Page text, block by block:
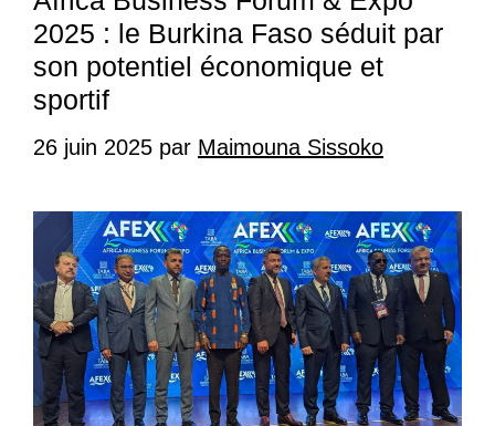
2025 : le Burkina Faso séduit par
son potentiel économique et
sportif
26 juin 2025 par Maimouna Sissoko